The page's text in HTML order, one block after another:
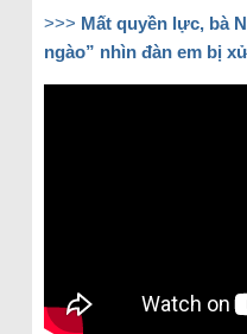
>>> Mất quyền lực, bà
ngào” nhìn đàn em bị